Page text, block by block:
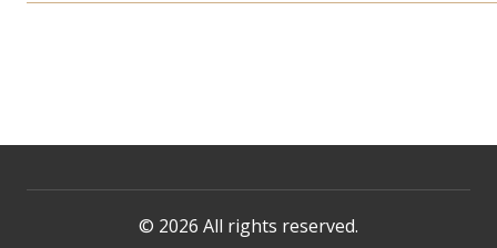
© 2026 All rights reserved.